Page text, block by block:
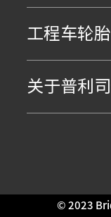
工程车轮胎
关于普利
© 2023